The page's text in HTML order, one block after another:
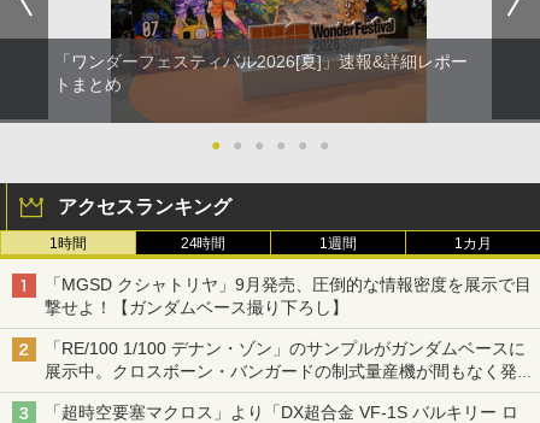
「ワンダーフェスティバル2026[夏]」速報&詳細レポー
トまとめ
● ● ● ● ● ●
アクセスランキング
1時間 24時間 1週間 1カ月
「MGSD クシャトリヤ」9月発売、圧倒的な情報密度を展示で目
撃せよ！【ガンダムベース撮り下ろし】
「RE/100 1/100 デナン・ゾン」のサンプルがガンダムベースに
展示中。クロスボーン・バンガードの制式量産機が間もなく発送
【ガンダムベース撮り下ろし】
「超時空要塞マクロス」より「DX超合金 VF-1S バルキリー ロ